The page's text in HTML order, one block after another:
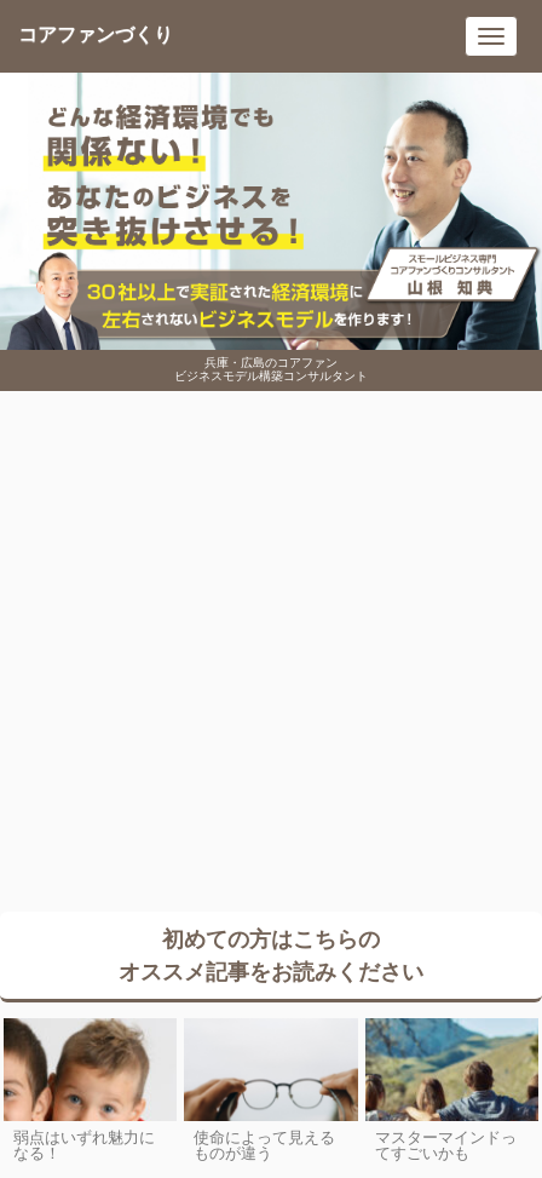
兵庫・広島のコアファン
ビジネスモデル構築コンサルタント
コアファンづくり
初めての方はこちらの
オススメ記事をお読みください
弱点はいずれ魅力に
なる！
使命によって見える
ものが違う
マスターマインドっ
てすごいかも